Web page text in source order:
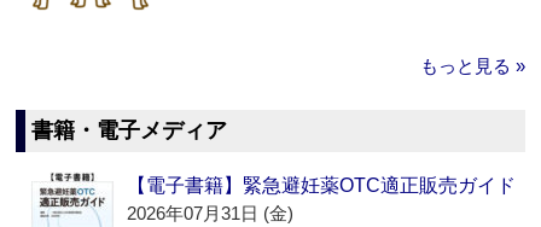
もっと見る »
書籍・電子メディア
【電子書籍】緊急避妊薬OTC適正販売ガイド
2026年07月31日 (金)